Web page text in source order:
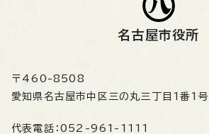
名古屋市役所
〒460-8508
愛知県名古屋市中区三の丸三丁目1番1号
代表電話： 052-961-1111